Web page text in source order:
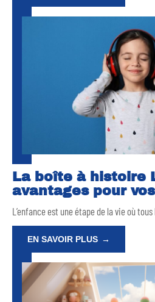
La boîte à histoire
avantages pour
L’enfance est une étape de la vie où
EN SAVOIR PLUS